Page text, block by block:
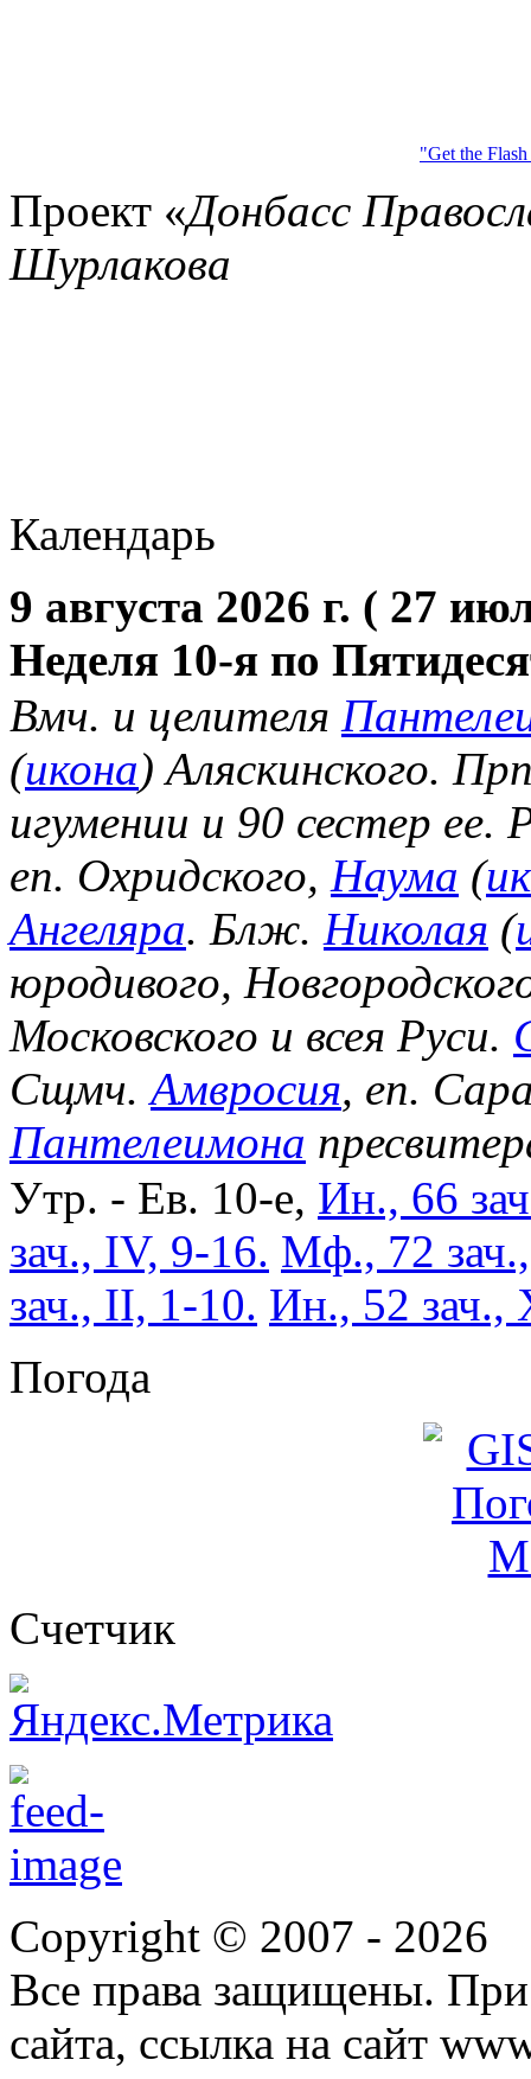
"Get the
Проект «Донбасс
Шурлакова
Календарь
9 августа 2026 г. ( 27
Неделя 10-я по
Вмч. и целителя
(икона) Аляскинского.
игумении и 90 сестер ее.
еп. Охридского, Наума (
Ангеляра. Блж. Николая (
юродивого,
Московского и всея Руси.
Сщмч.Амвросия, еп.
Пантелеимона
Утр. - Ев. 10-е, Ин., 66
зач., IV, 9-16. Мф., 72
зач., II, 1-10. Ин., 52 зач.,
Погода
Cчетчик
Copyright © 2007 - 2026
Все права защищены. При
сайта, ссылка на сайт